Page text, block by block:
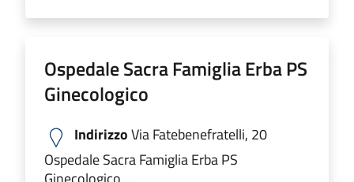
Ospedale Sacra Famiglia Erba PS
Ginecologico
IndirizzoVia Fatebenefratelli, 20
Ospedale Sacra Famiglia Erba PS